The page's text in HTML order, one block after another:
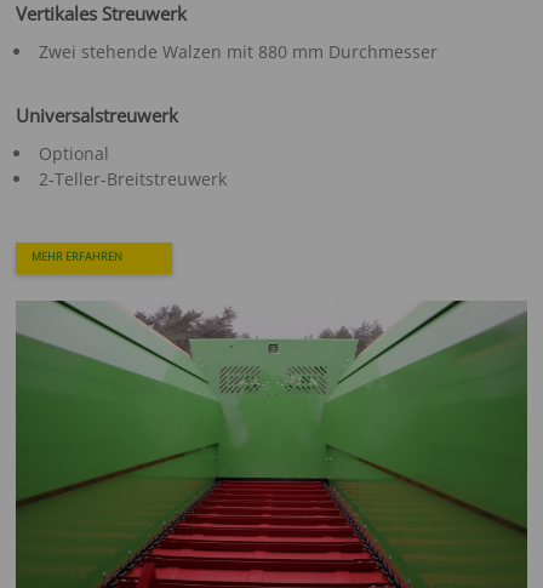
Vertikales Streuwerk
Zwei stehende Walzen mit 880 mm Durchmesser
Universalstreuwerk
Optional
2-Teller-Breitstreuwerk
MEHR ERFAHREN